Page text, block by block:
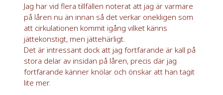
Jag har vid flera tillfällen noterat att jag är varmare
på låren nu än innan så det verkar onekligen som
att cirkulationen kommit igång vilket känns
jättekonstigt, men jättehärligt.
Det är intressant dock att jag fortfarande är kall på
stora delar av insidan på låren, precis där jag
fortfarande känner knölar och önskar att han tagit
lite mer.